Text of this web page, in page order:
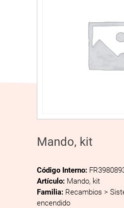
Mando, kit
Código Interno:
Artículo: Mando, kit
Familia: Recambios >
encendido